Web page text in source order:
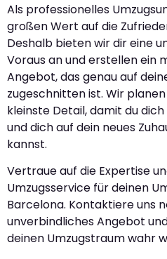
Als professionelles
großen Wert auf die
Deshalb bieten wir dir eine
Voraus an und erstellen ein
Angebot, das genau auf
zugeschnitten ist. Wir
kleinste Detail, damit du
und dich auf dein neues
kannst.
Vertraue auf die Expertise
Umzugsservice für deinen
Barcelona. Kontaktiere uns
unverbindliches Angebot
deinen Umzugstraum wahr